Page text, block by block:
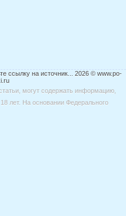
ссылку на источник... 2026 © www.po-
могут содержать информацию,
лет. На основании Федерального